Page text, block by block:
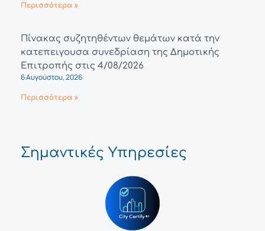
Περισσότερα »
Πίνακας συζητηθέντων θεμάτων κατά την
κατεπειγουσα συνεδρίαση της Δημοτικής
Επιτροπής στις 4/08/2026
6 Αυγούστου, 2026
Περισσότερα »
Σημαντικές Υπηρεσίες